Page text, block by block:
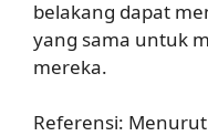
belakang dapat
yang sama untuk
mereka.
Referensi: